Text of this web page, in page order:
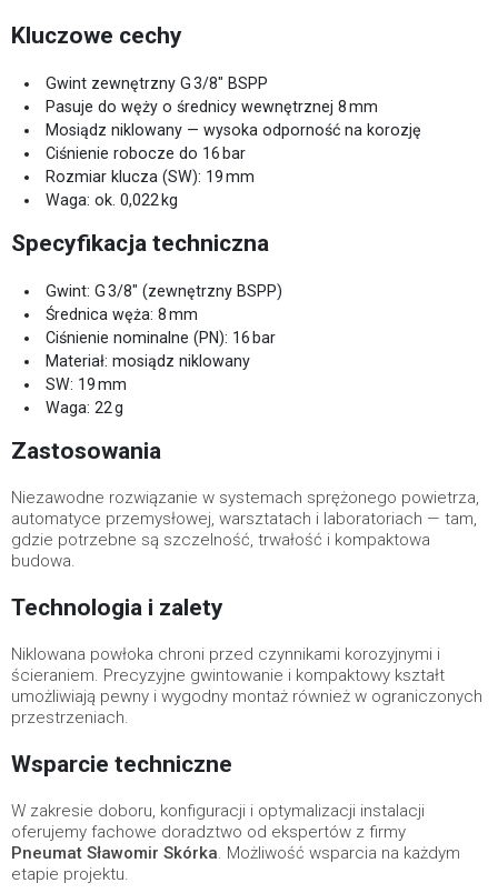
Kluczowe cechy
Gwint zewnętrzny G 3/8″ BSPP
Pasuje do węży o średnicy wewnętrznej 8 mm
Mosiądz niklowany — wysoka odporność na korozję
Ciśnienie robocze do 16 bar
Rozmiar klucza (SW): 19 mm
Waga: ok. 0,022 kg
Specyfikacja techniczna
Gwint: G 3/8″ (zewnętrzny BSPP)
Średnica węża: 8 mm
Ciśnienie nominalne (PN): 16 bar
Materiał: mosiądz niklowany
SW: 19 mm
Waga: 22 g
Zastosowania
Niezawodne rozwiązanie w systemach sprężonego powietrza,
automatyce przemysłowej, warsztatach i laboratoriach — tam,
gdzie potrzebne są szczelność, trwałość i kompaktowa
budowa.
Technologia i zalety
Niklowana powłoka chroni przed czynnikami korozyjnymi i
ścieraniem. Precyzyjne gwintowanie i kompaktowy kształt
umożliwiają pewny i wygodny montaż również w ograniczonych
przestrzeniach.
Wsparcie techniczne
W zakresie doboru, konfiguracji i optymalizacji instalacji
oferujemy fachowe doradztwo od ekspertów z firmy
Pneumat Sławomir Skórka. Możliwość wsparcia na każdym
etapie projektu.